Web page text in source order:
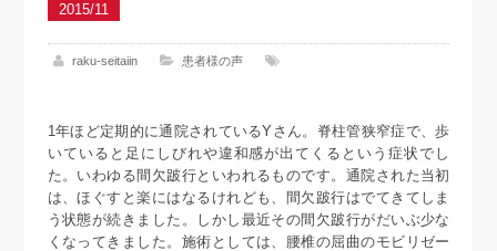
2015/11
raku-seitaiin 患者様の声
1年ほど定期的に通院されているYさん。脊柱管狭窄症で、歩
いていると足にしびれや違和感が出てくるという症状でし
た。いわゆる間欠跛行といわれるものです。通院された当初
は、ほぐすと楽にはなるけれども、間欠跛行はでてきてしま
う状態が続きました。しかし最近その間欠跛行がだいぶ少な
くなってきました。施術としては、腰椎の屈曲のモビリゼー